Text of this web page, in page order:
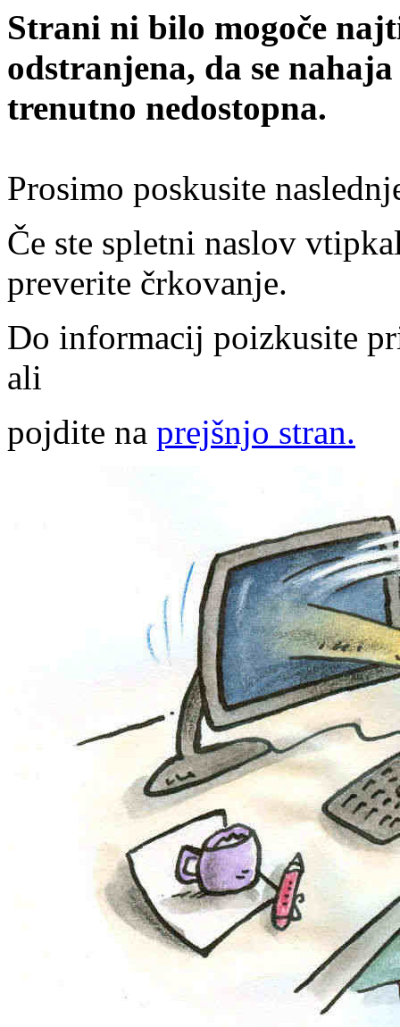
Strani ni bilo mogoče
odstranjena, da se
trenutno nedostopna.
Prosimo poskusite
Če ste spletni naslov
preverite črkovanje.
Do informacij poizkusite
ali
pojdite na prejšnjo stran.